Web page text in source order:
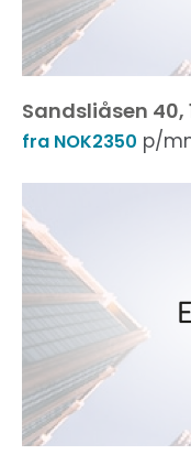
Sandsliåsen 40,
fra NOK2350 p/